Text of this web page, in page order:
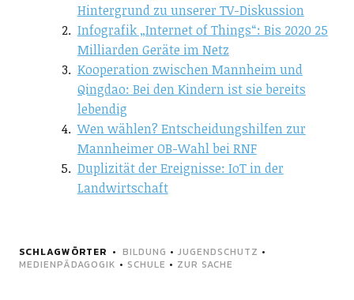
Hintergrund zu unserer TV-Diskussion
Infografik „Internet of Things“: Bis 2020 25
Milliarden Geräte im Netz
Kooperation zwischen Mannheim und
Qingdao: Bei den Kindern ist sie bereits
lebendig
Wen wählen? Entscheidungshilfen zur
Mannheimer OB-Wahl bei RNF
Duplizität der Ereignisse: IoT in der
Landwirtschaft
SCHLAGWÖRTER BILDUNG • JUGENDSCHUTZ •
MEDIENPÄDAGOGIK • SCHULE • ZUR SACHE